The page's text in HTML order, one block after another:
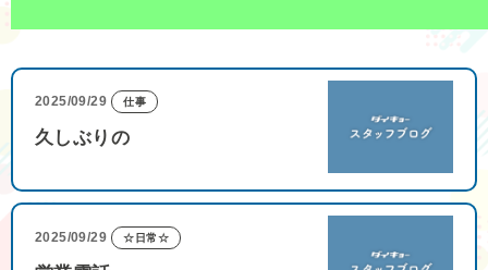
2025/09/29 仕事
久しぶりの
2025/09/29 ☆日常☆